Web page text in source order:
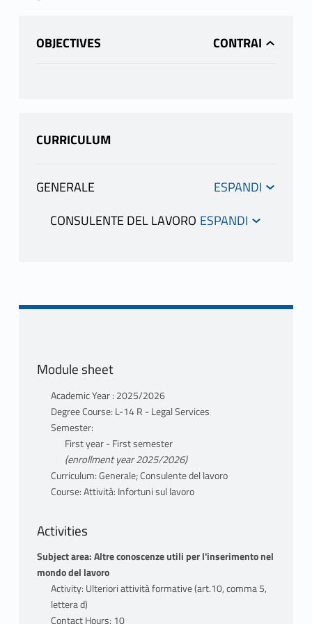
OBJECTIVES
CURRICULUM
GENERALE
INFORMATION
CONSULENTE DEL LAVORO
teacher profile
Module sheet
Academic Year : 2025/2026
Degree Course: L-14 R - Legal Services
Semester:
First year - First semester
(enrollment year 2025/2026)
Curriculum: Generale; Consulente del lavoro
Course: Attività: Infortuni sul lavoro
Activities
Subject area: Altre conoscenze utili per l'inserimento nel
mondo del lavoro
Activity: Ulteriori attività formative (art.10, comma 5,
lettera d)
Contact Hours: 10